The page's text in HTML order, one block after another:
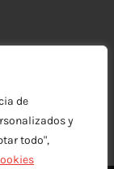
de
y
todo",